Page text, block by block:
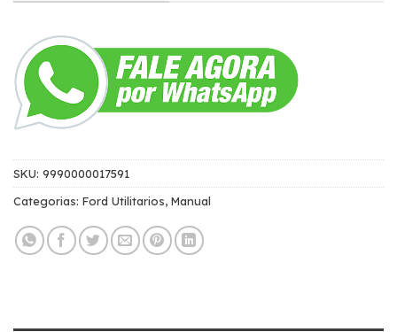
SKU: 9990000017591
Categorias: Ford Utilitarios, Manual